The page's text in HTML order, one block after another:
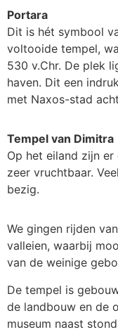
Portara
Dit is hét symbool
voltooide tempel,
530 v.Chr. De plek
haven. Dit een
met Naxos-stad
Tempel van Dimitra
Op het eiland zijn
zeer vruchtbaar.
bezig.
We gingen rijden
valleien, waarbij
van de weinige
De tempel is
de landbouw en de
museum naast